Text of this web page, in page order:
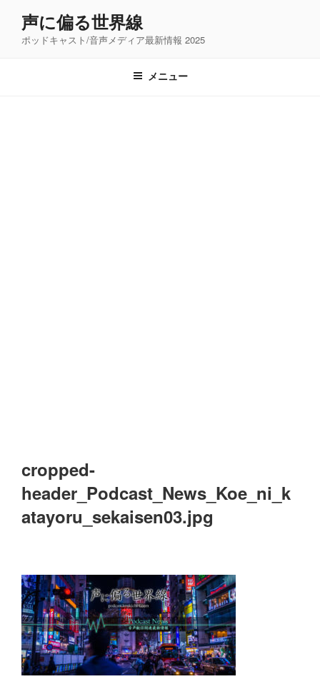
声に偏る世界線
ポッドキャスト/音声メディア最新情報 2025
メニュー
cropped-
header_Podcast_News_Koe_ni_k
atayoru_sekaisen03.jpg